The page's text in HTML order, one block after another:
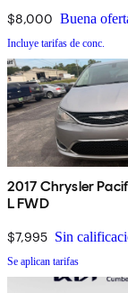
$8,000 Buena
Incluye tarifas de conc.
2017 Chrysler
L FWD
$7,995 Sin
Se aplican tarifas